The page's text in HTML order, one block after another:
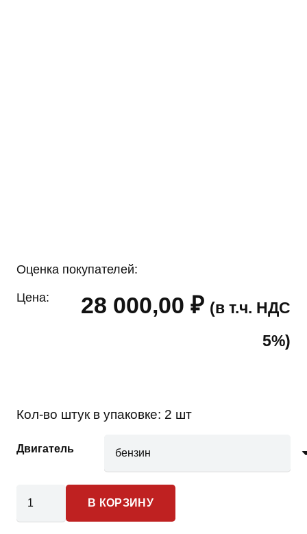
Оценка покупателей:
Цена: 28 000,00 ₽ (в т.ч. НДС
5%)
Кол-во штук в упаковке: 2 шт
Двигатель
товара
В КОРЗИНУ